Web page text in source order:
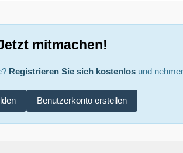
mitmachen!
Registrieren Sie sich kostenlosund
Benutzerkonto erstellen